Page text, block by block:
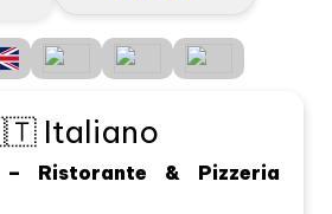
Italiano
Ristorante & Pizzeria